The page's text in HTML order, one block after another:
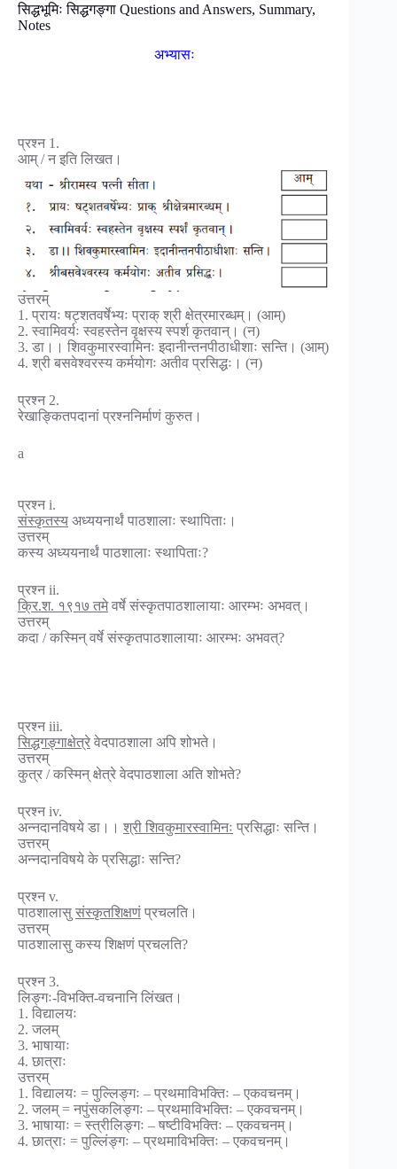
सिद्धभूमिः सिद्धगङ्गा Questions and Answers, Summary,
Notes
अभ्यासः
प्रश्न 1.
आम् / न इति लिखत।
उत्तरम्
1. प्रायः षट्शतवर्षेभ्यः प्राक् श्री क्षेत्रमारब्धम्। (आम्)
2. स्वामिवर्यः स्वहस्तेन वृक्षस्य स्पर्श कृतवान्। (न)
3. डा।। शिवकुमारस्वामिनः इदानीन्तनपीठाधीशाः सन्ति। (आम्)
4. श्री बसवेश्वरस्य कर्मयोगः अतीव प्रसिद्धः। (न)
प्रश्न 2.
रेखाङ्कितपदानां प्रश्ननिर्माणं कुरुत।
a
प्रश्न i.
संस्कृतस्य अध्ययनार्थं पाठशालाः स्थापिताः।
उत्तरम्
कस्य अध्ययनार्थं पाठशालाः स्थापिताः?
प्रश्न ii.
क्रि.श. १९१७ तमेवर्षे संस्कृतपाठशालायाः आरम्भः अभवत्।
उत्तरम्
कदा / कस्मिन् वर्षे संस्कृतपाठशालायाः आरम्भः अभवत्?
प्रश्न iii.
सिद्धगङ्गाक्षेत्रे वेदपाठशाला अपि शोभते।
उत्तरम्
कुत्र / कस्मिन् क्षेत्रे वेदपाठशाला अति शोभते?
प्रश्न iv.
अन्नदानविषये डा।। श्री शिवकुमारस्वामिनः प्रसिद्धाः सन्ति।
उत्तरम्
अन्नदानविषये के प्रसिद्धाः सन्ति?
प्रश्न v.
पाठशालासु संस्कृतशिक्षणं प्रचलति।
उत्तरम्
पाठशालासु कस्य शिक्षणं प्रचलति?
प्रश्न 3.
लिङ्गः-विभक्ति-वचनानि लिंखत।
1. विद्यालयः
2. जलम्
3. भाषायाः
4. छात्राः
उत्तरम्
1. विद्यालयः = पुल्लिङ्गः – प्रथमाविभक्तिः – एकवचनम्।
2. जलम् = नपुंसकलिङ्गः – प्रथमाविभक्तिः – एकवचनम्।
3. भाषायाः = स्त्रीलिङ्गः – षष्टीविभक्तिः – एकवचनम्।
4. छात्राः = पुल्लिंङ्गः – प्रथमाविभक्तिः – एकवचनम्।